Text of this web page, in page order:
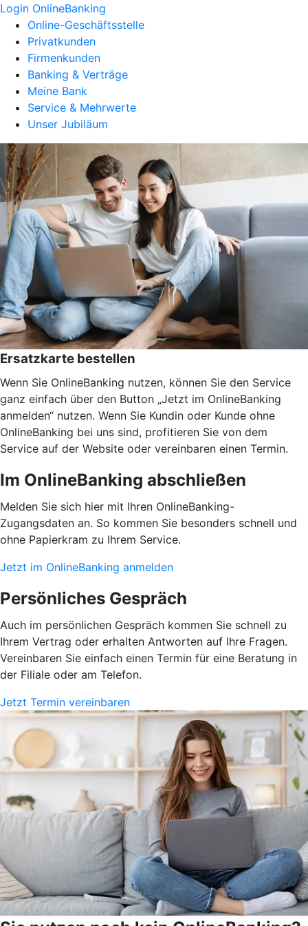
Login OnlineBanking
Online-Geschäftsstelle
Privatkunden
Firmenkunden
Banking & Verträge
Meine Bank
Service & Mehrwerte
Unser Jubiläum
Ersatzkarte bestellen
Wenn Sie OnlineBanking nutzen, können Sie den Service
ganz einfach über den Button „Jetzt im OnlineBanking
anmelden“ nutzen. Wenn Sie Kundin oder Kunde ohne
OnlineBanking bei uns sind, profitieren Sie von dem
Service auf der Website oder vereinbaren einen Termin.
Im OnlineBanking abschließen
Melden Sie sich hier mit Ihren OnlineBanking-
Zugangsdaten an. So kommen Sie besonders schnell und
ohne Papierkram zu Ihrem Service.
Jetzt im OnlineBanking anmelden
Persönliches Gespräch
Auch im persönlichen Gespräch kommen Sie schnell zu
Ihrem Vertrag oder erhalten Antworten auf Ihre Fragen.
Vereinbaren Sie einfach einen Termin für eine Beratung in
der Filiale oder am Telefon.
Jetzt Termin vereinbaren